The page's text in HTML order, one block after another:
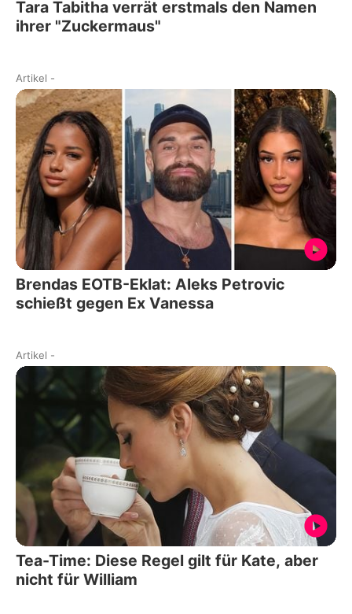
Tara Tabitha verrät erstmals den Namen
ihrer "Zuckermaus"
Artikel -
Brendas EOTB-Eklat: Aleks Petrovic
schießt gegen Ex Vanessa
Artikel -
Tea-Time: Diese Regel gilt für Kate, aber
nicht für William